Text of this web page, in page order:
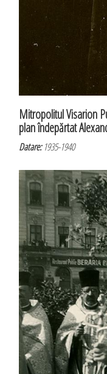
Mitropolitul Visarion
plan îndepărtat
Datare:1935-1940